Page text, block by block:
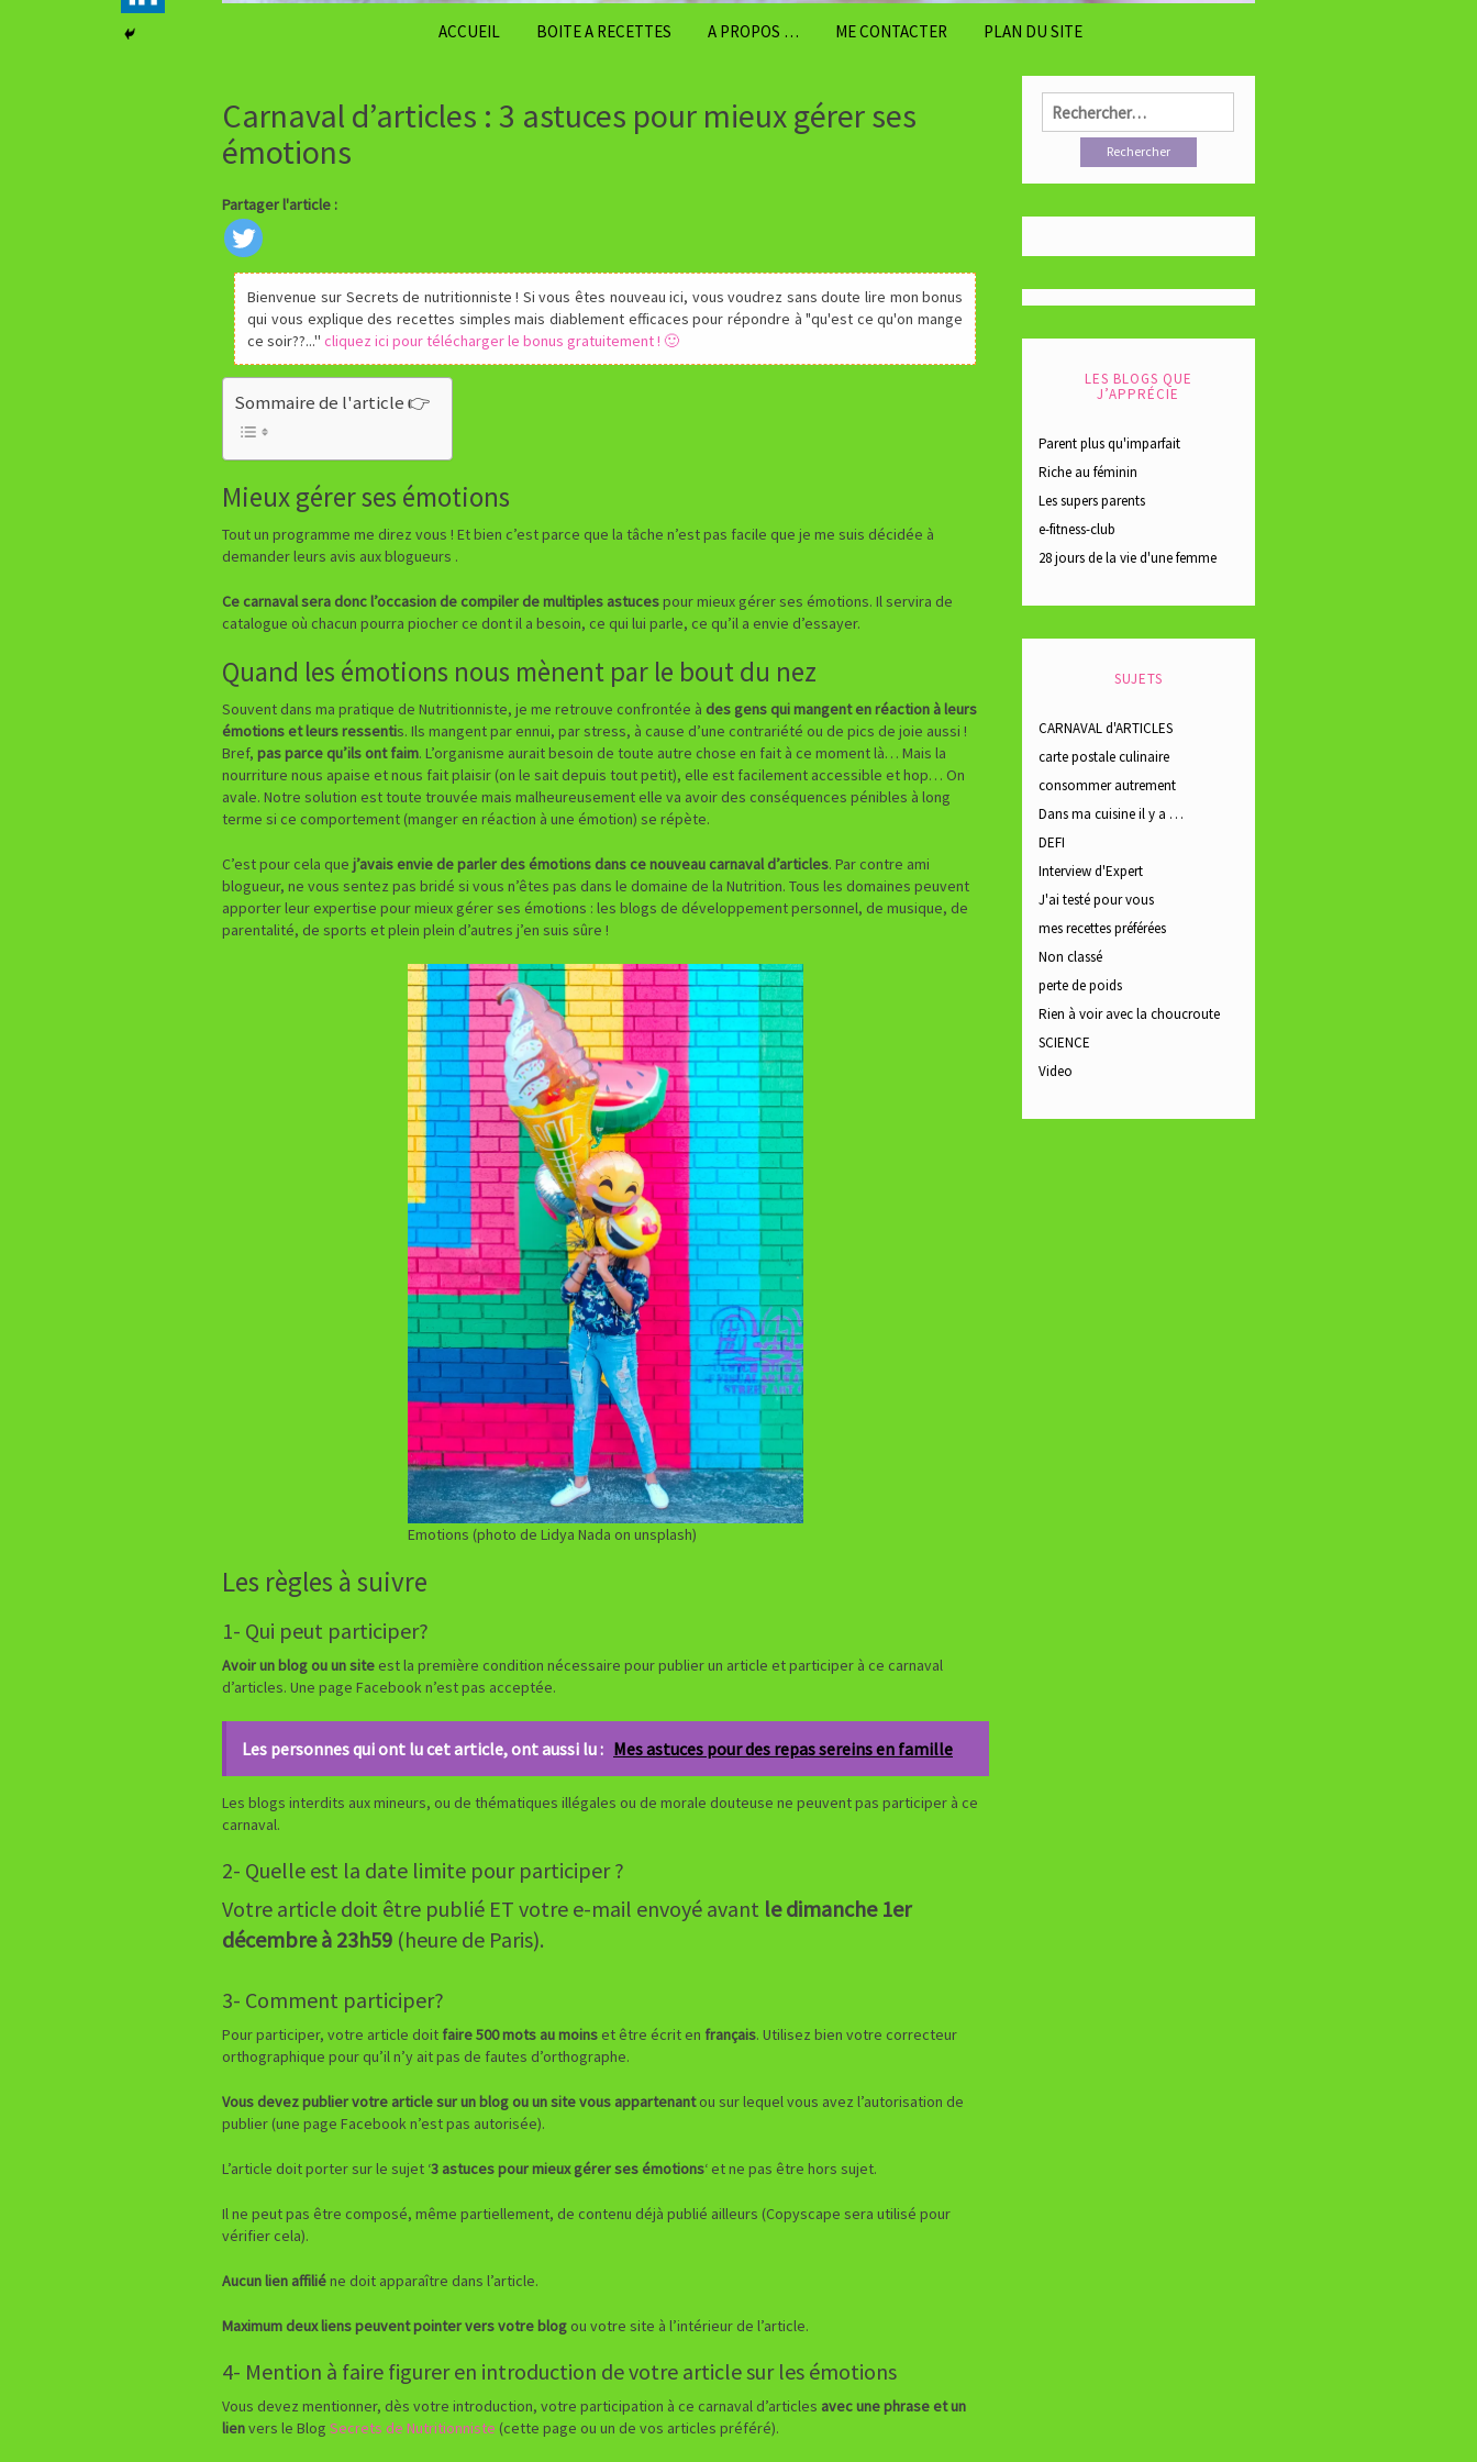
ACCUEIL BOITE A RECETTES A PROPOS … ME CONTACTER PLAN DU SITE
Carnaval d’articles : 3 astuces pour mieux gérer ses
émotions
Partager l'article :
Bienvenue sur Secrets de nutritionniste ! Si vous êtes nouveau ici, vous voudrez sans doute lire mon bonus
qui vous explique des recettes simples mais diablement efficaces pour répondre à "qu'est ce qu'on mange
ce soir??...''cliquez ici pour télécharger le bonus gratuitement ! 🙂
Sommaire de l'article 👉
Mieux gérer ses émotions
Tout un programme me direz vous ! Et bien c’est parce que la tâche n’est pas facile que je me suis décidée à
demander leurs avis aux blogueurs .
Ce carnaval sera donc l’occasion de compiler de multiples astucespour mieux gérer ses émotions. Il servira de
catalogue où chacun pourra piocher ce dont il a besoin, ce qui lui parle, ce qu’il a envie d’essayer.
Quand les émotions nous mènent par le bout du nez
Souvent dans ma pratique de Nutritionniste, je me retrouve confrontée à des gens qui mangent en réaction à leurs
émotions et leurs ressentis. Ils mangent par ennui, par stress, à cause d’une contrariété ou de pics de joie aussi !
Bref, pas parce qu’ils ont faim. L’organisme aurait besoin de toute autre chose en fait à ce moment là… Mais la
nourriture nous apaise et nous fait plaisir (on le sait depuis tout petit), elle est facilement accessible et hop… On
avale. Notre solution est toute trouvée mais malheureusement elle va avoir des conséquences pénibles à long
terme si ce comportement (manger en réaction à une émotion) se répète.
C’est pour cela que j’avais envie de parler des émotions dans ce nouveau carnaval d’articles. Par contre ami
blogueur, ne vous sentez pas bridé si vous n’êtes pas dans le domaine de la Nutrition. Tous les domaines peuvent
apporter leur expertise pour mieux gérer ses émotions : les blogs de développement personnel, de musique, de
parentalité, de sports et plein plein d’autres j’en suis sûre !
Emotions (photo de Lidya Nada on unsplash)
Les règles à suivre
1- Qui peut participer?
Avoir un blog ou un siteest la première condition nécessaire pour publier un article et participer à ce carnaval
d’articles. Une page Facebook n’est pas acceptée.
Les personnes qui ont lu cet article, ont aussi lu : Mes astuces pour des repas sereins en famille
Les blogs interdits aux mineurs, ou de thématiques illégales ou de morale douteuse ne peuvent pas participer à ce
carnaval.
2- Quelle est la date limite pour participer ?
Votre article doit être publié ET votre e-mail envoyé avant le dimanche 1er
décembre à 23h59 (heure de Paris).
3- Comment participer?
Pour participer, votre article doit faire 500 mots au moinset être écrit en français. Utilisez bien votre correcteur
orthographique pour qu’il n’y ait pas de fautes d’orthographe.
Vous devez publier votre article sur un blog ou un site vous appartenantou sur lequel vous avez l’autorisation de
publier (une page Facebook n’est pas autorisée).
L’article doit porter sur le sujet ‘3 astuces pour mieux gérer ses émotions‘ et ne pas être hors sujet.
Il ne peut pas être composé, même partiellement, de contenu déjà publié ailleurs (Copyscape sera utilisé pour
vérifier cela).
Aucun lien affiliéne doit apparaître dans l’article.
Maximum deux liens peuvent pointer vers votre blogou votre site à l’intérieur de l’article.
4- Mention à faire figurer en introduction de votre article sur les émotions
Vous devez mentionner, dès votre introduction, votre participation à ce carnaval d’articles avec une phrase et un
lienvers le Blog Secrets de Nutritionniste (cette page ou un de vos articles préféré).
Rechercher :
LES BLOGS QUE
J’APPRÉCIE
Parent plus qu'imparfait
Riche au féminin
Les supers parents
e-fitness-club
28 jours de la vie d'une femme
SUJETS
CARNAVAL d'ARTICLES
carte postale culinaire
consommer autrement
Dans ma cuisine il y a …
DEFI
Interview d'Expert
J'ai testé pour vous
mes recettes préférées
Non classé
perte de poids
Rien à voir avec la choucroute
SCIENCE
Video